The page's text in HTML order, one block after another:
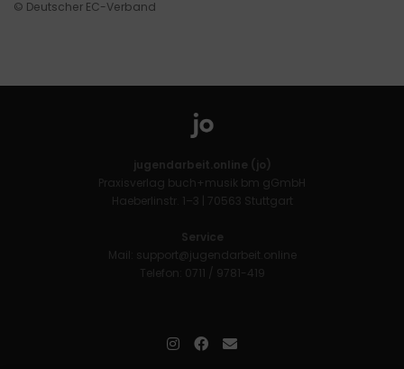
© Deutscher EC-Verband
jugendarbeit.online (jo)
Praxisverlag buch+musik bm gGmbH
Haeberlinstr. 1–3 | 70563 Stuttgart
Service
Mail: support@jugendarbeit.online
Telefon: 0711 / 9781-419